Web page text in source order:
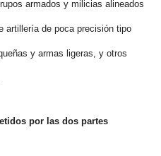
armados y milicias alineados
artillería de poca precisión tipo
y armas ligeras, y otros
por las dos partes